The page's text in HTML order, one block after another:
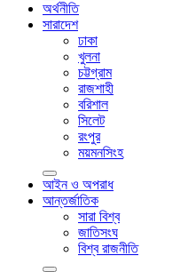
অর্থনীতি
সারাদেশ
ঢাকা
খুলনা
চট্টগ্রাম
রাজশাহী
বরিশাল
সিলেট
রংপুর
ময়মনসিংহ
আইন ও অপরাধ
আন্তর্জাতিক
সারা বিশ্ব
জাতিসংঘ
বিশ্ব রাজনীতি